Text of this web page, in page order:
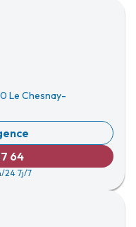
Le Chesnay-
64
24 7j/7